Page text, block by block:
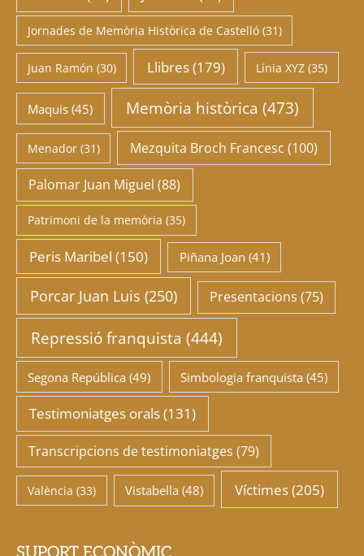
Jornades de Memòria Històrica de Castelló(31)
Juan Ramón (30) Llibres(179) Línia XYZ (35)
Maquis (45) Memòria històrica (473)
Menador(31) Mezquita Broch Francesc (100)
Palomar Juan Miguel (88)
Patrimoni de la memòria (35)
Peris Maribel (150) Piñana Joan (41)
Porcar Juan Luis (250) Presentacions (75)
Repressió franquista (444)
Segona República (49) Simbologia franquista (45)
Testimoniatges orals(131)
Transcripcions de testimoniatges (79)
València (33) Vistabella (48) Víctimes(205)